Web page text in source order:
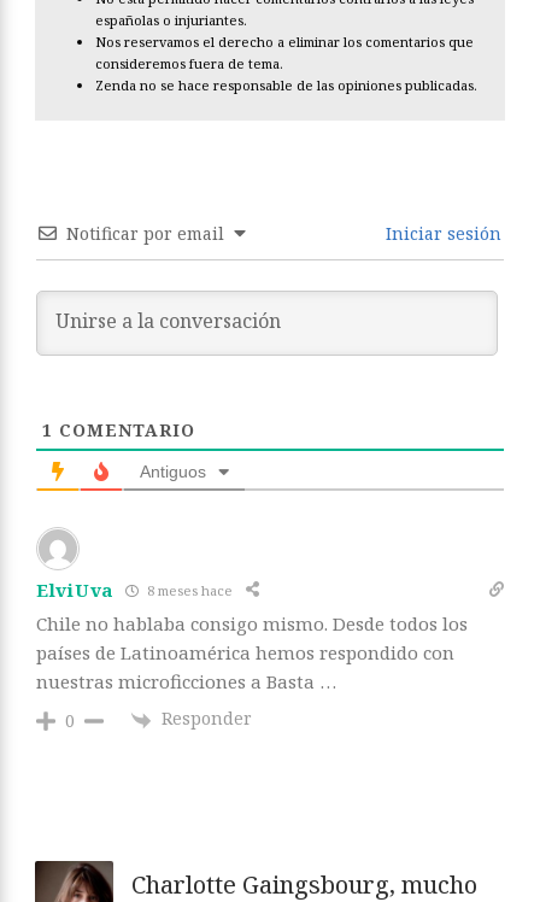
españolas o injuriantes.
Nos reservamos el derecho a eliminar los comentarios que
consideremos fuera de tema.
Zenda no se hace responsable de las opiniones publicadas.
Notificar por email Iniciar sesión
1 COMENTARIO
Antiguos
ElviUva 8 meses hace
Chile no hablaba consigo mismo. Desde todos los
países de Latinoamérica hemos respondido con
nuestras microficciones a Basta …
0 Responder
Charlotte Gaingsbourg, mucho